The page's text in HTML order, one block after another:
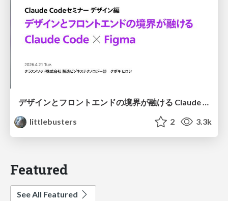
デザインとフロントエンドの境界が融ける Claude Code × Figma
littlebusters
2 3.3k
Featured
See All Featured